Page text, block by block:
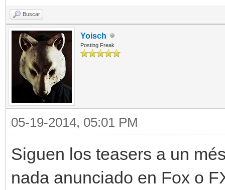
Buscar
Yoisch
Posting Freak
05-19-2014, 05:01 PM
Siguen los teasers a un
nada anunciado en Fox o